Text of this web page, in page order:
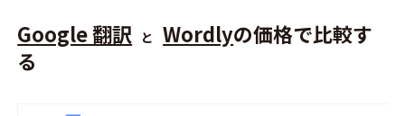
Google 翻訳 と Wordlyの価格で比較す
る